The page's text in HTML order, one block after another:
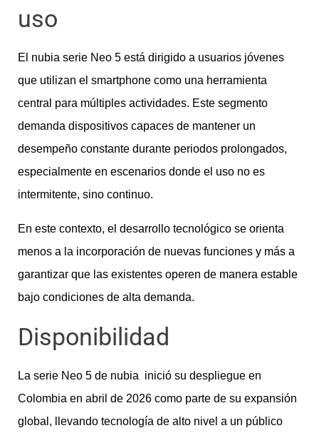
uso
El nubia serie Neo 5 está dirigido a usuarios jóvenes
que utilizan el smartphone como una herramienta
central para múltiples actividades. Este segmento
demanda dispositivos capaces de mantener un
desempeño constante durante periodos prolongados,
especialmente en escenarios donde el uso no es
intermitente, sino continuo.
En este contexto, el desarrollo tecnológico se orienta
menos a la incorporación de nuevas funciones y más a
garantizar que las existentes operen de manera estable
bajo condiciones de alta demanda.
Disponibilidad
La serie Neo 5 de nubia inició su despliegue en
Colombia en abril de 2026 como parte de su expansión
global, llevando tecnología de alto nivel a un público